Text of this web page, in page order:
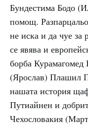
Бундестима Бодо
помощ.
не иска и да чуе за
се явява и
борба Курамагомед
(Ярослав) Плашил
нашата история
Путиайнен и
Чехословакия